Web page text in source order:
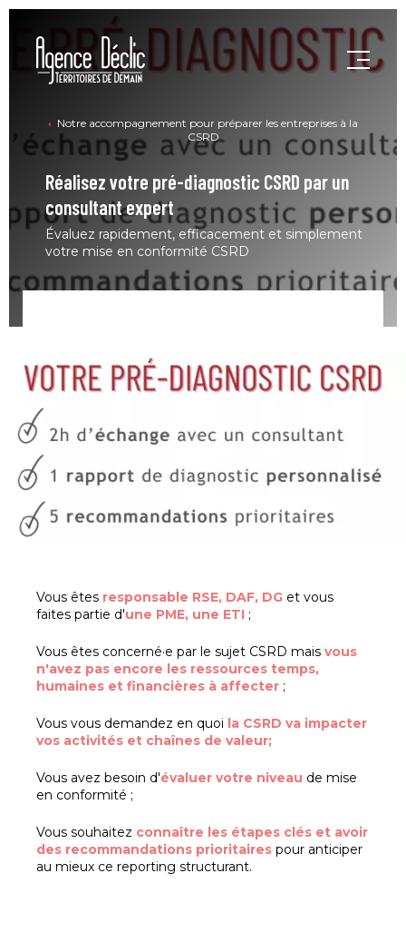
Notre accompagnement pour préparer les entreprises à la
CSRD
Réalisez votre pré-diagnostic CSRD par un
consultant expert
Évaluez rapidement, efficacement et simplement
votre mise en conformité CSRD
Vous êtes responsable RSE, DAF, DG et vous
faites partie d'une PME, une ETI ;
Vous êtes concerné·e par le sujet CSRD mais vous
n'avez pas encore les ressources temps,
humaines et financières à affecter ;
Vous vous demandez en quoi la CSRD va impacter
vos activités et chaînes de valeur;
Vous avez besoin d'évaluer votre niveau de mise
en conformité ;
Vous souhaitez connaître les étapes clés et avoir
des recommandations prioritaires pour anticiper
au mieux ce reporting structurant.